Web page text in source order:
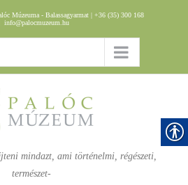
Múzeuma - Balassagyarmat | +36 (35) 300 168
info@palocmuzeum.hu
mindazt, ami történelmi, régészeti,
természet-